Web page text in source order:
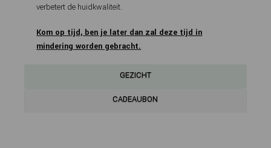
verbetert de huidkwaliteit.
Kom op tijd, ben je later dan zal deze tijd in
mindering worden gebracht.
GEZICHT
CADEAUBON